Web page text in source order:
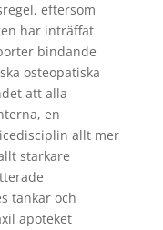
eftersom
har inträffat
bindande
osteopatiska
att alla
en
allt mer
starkare
tankar och
apoteket